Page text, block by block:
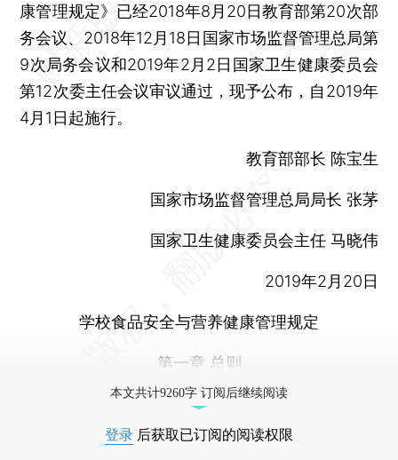
康管理规定》已经2018年8月20日教育部第20次部
务会议、2018年12月18日国家市场监督管理总局第
9次局务会议和2019年2月2日国家卫生健康委员会
第12次委主任会议审议通过，现予公布，自2019年
4月1日起施行。
教育部部长 陈宝生
国家市场监督管理总局局长 张茅
国家卫生健康委员会主任 马晓伟
2019年2月20日
学校食品安全与营养健康管理规定
第一章 总则
本文共计9260字 订阅后继续阅读
登录 后获取已订阅的阅读权限